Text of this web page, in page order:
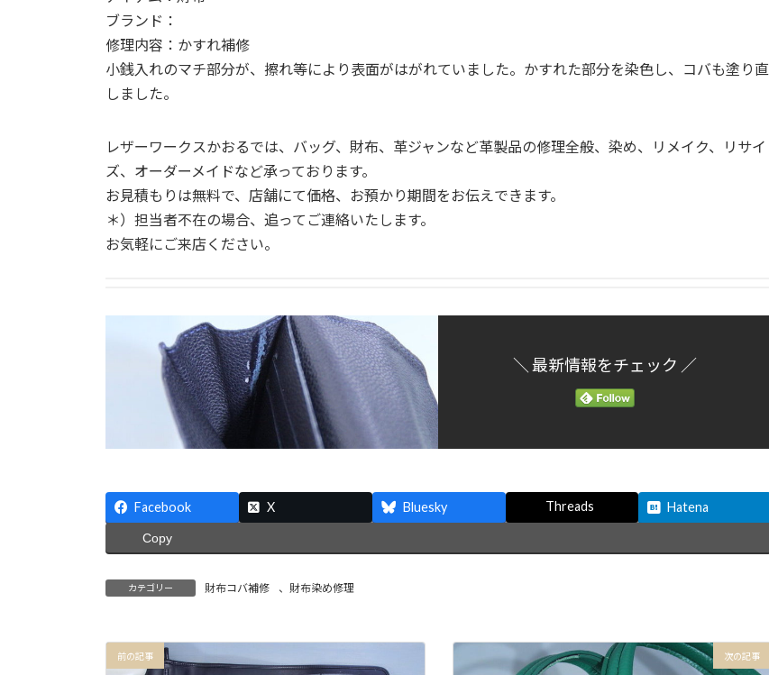
ブランド：
修理内容：かすれ補修
小銭入れのマチ部分が、擦れ等により表面がはがれていました。かすれた部分を染色し、コバも塗り直
しました。
レザーワークスかおるでは、バッグ、財布、革ジャンなど革製品の修理全般、染め、リメイク、リサイ
ズ、オーダーメイドなど承っております。
お見積もりは無料で、店舗にて価格、お預かり期間をお伝えできます。
＊）担当者不在の場合、追ってご連絡いたします。
お気軽にご来店ください。
＼ 最新情報をチェック ／
Facebook X Bluesky Threads Hatena
Copy
カテゴリー 財布コバ補修 、 財布染め修理
前の記事 次の記事